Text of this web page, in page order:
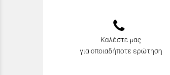
Καλέστε μας
για οποιαδήποτε ερώτηση